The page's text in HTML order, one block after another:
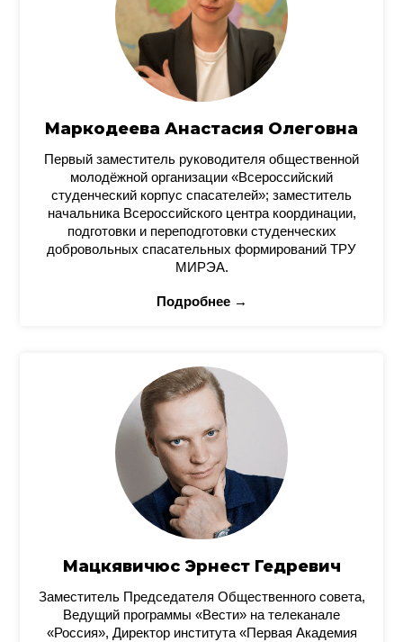
Маркодеева Анастасия Олеговна
Первый заместитель руководителя общественной
молодёжной организации «Всероссийский
студенческий корпус спасателей»; заместитель
начальника Всероссийского центра координации,
подготовки и переподготовки студенческих
добровольных спасательных формирований ТРУ
МИРЭА.
Подробнее →
Мацкявичюс Эрнест Гедревич
Заместитель Председателя Общественного совета,
Ведущий программы «Вести» на телеканале
«Россия», Директор института «Первая Академия